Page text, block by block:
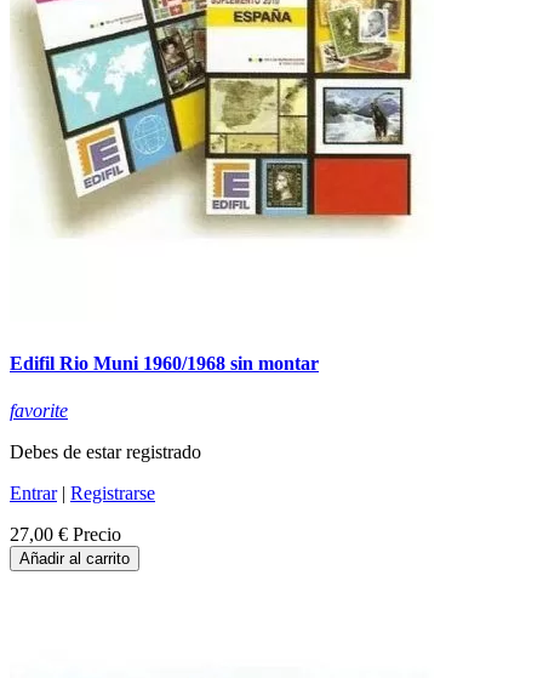
Edifil Rio Muni 1960/1968 sin montar
favorite
Debes de estar registrado
Entrar| Registrarse
27,00 € Precio
Añadir al carrito